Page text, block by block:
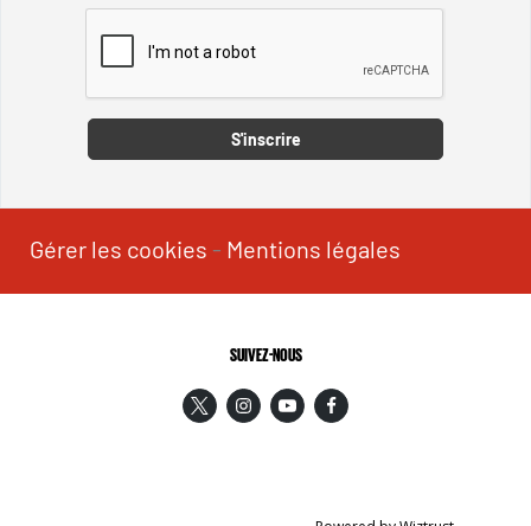
S'inscrire
Gérer les cookies - Mentions légales
SUIVEZ-NOUS